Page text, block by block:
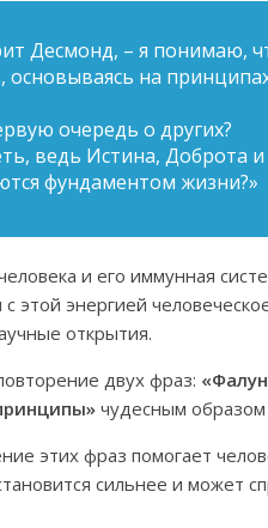
Десмонд, – я понимаю,
основываясь на
очередь о других?
ведь Истина, Доброта
фундаментом жизни?»
и его иммунная
этой энергией
открытия.
двух фраз:
чудесным
этих фраз помогает
сильнее и может